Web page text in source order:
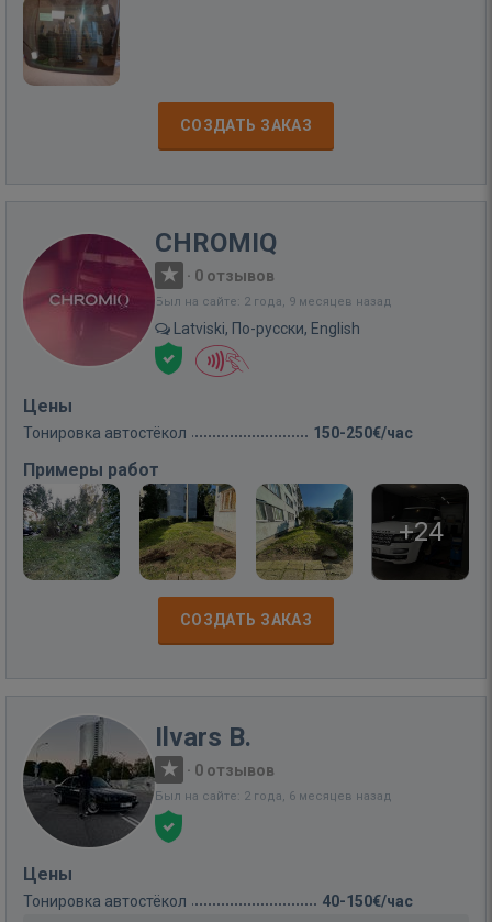
СОЗДАТЬ ЗАКАЗ
CHROMIQ
· 0 отзывов
Был на сайте: 2 года, 9 месяцев назад
Latviski, По-русски, English
Цены
Тонировка автостёкол 150-250€/час
Примеры работ
+24
СОЗДАТЬ ЗАКАЗ
Ilvars B.
· 0 отзывов
Был на сайте: 2 года, 6 месяцев назад
Цены
Тонировка автостёкол
40-150€/час